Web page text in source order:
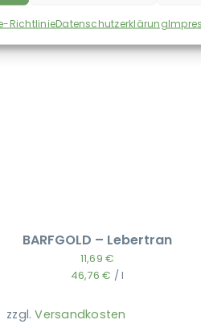
RichtlinieDatenschutzerklärung
BARFGOLD – Lebertran
11,69€
46,76€ /l
zzgl.Versandkosten